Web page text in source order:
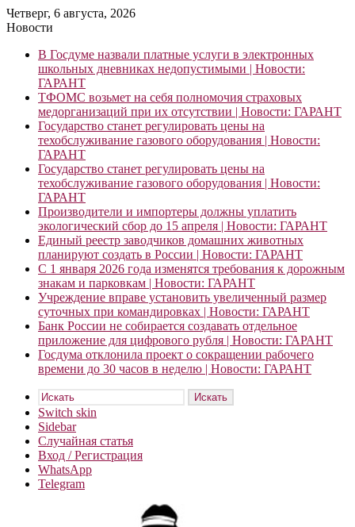
Четверг, 6 августа, 2026
Новости
В Госдуме назвали платные услуги в электронных
школьных дневниках недопустимыми | Новости:
ГАРАНТ
ТФОМС возьмет на себя полномочия страховых
медорганизаций при их отсутствии | Новости: ГАРАНТ
Государство станет регулировать цены на
техобслуживание газового оборудования | Новости:
ГАРАНТ
Государство станет регулировать цены на
техобслуживание газового оборудования | Новости:
ГАРАНТ
Производители и импортеры должны уплатить
экологический сбор до 15 апреля | Новости: ГАРАНТ
Единый реестр заводчиков домашних животных
планируют создать в России | Новости: ГАРАНТ
С 1 января 2026 года изменятся требования к дорожным
знакам и парковкам | Новости: ГАРАНТ
Учреждение вправе установить увеличенный размер
суточных при командировках | Новости: ГАРАНТ
Банк России не собирается создавать отдельное
приложение для цифрового рубля | Новости: ГАРАНТ
Госдума отклонила проект о сокращении рабочего
времени до 30 часов в неделю | Новости: ГАРАНТ
Искать
Switch skin
Sidebar
Случайная статья
Вход / Регистрация
WhatsApp
Telegram